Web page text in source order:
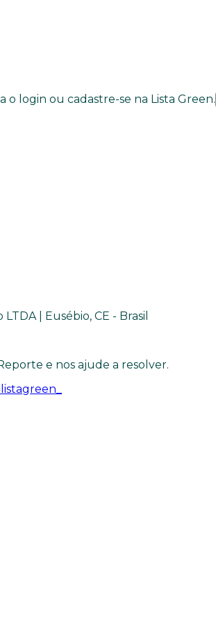
o login ou cadastre-se na Lista Green.
| Eusébio, CE - Brasil
e nos ajude a resolver.